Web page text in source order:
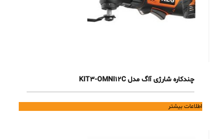
چندکاره شارژی آاگ مدل KIT3-OMNI12C
اطلاعات بیشتر